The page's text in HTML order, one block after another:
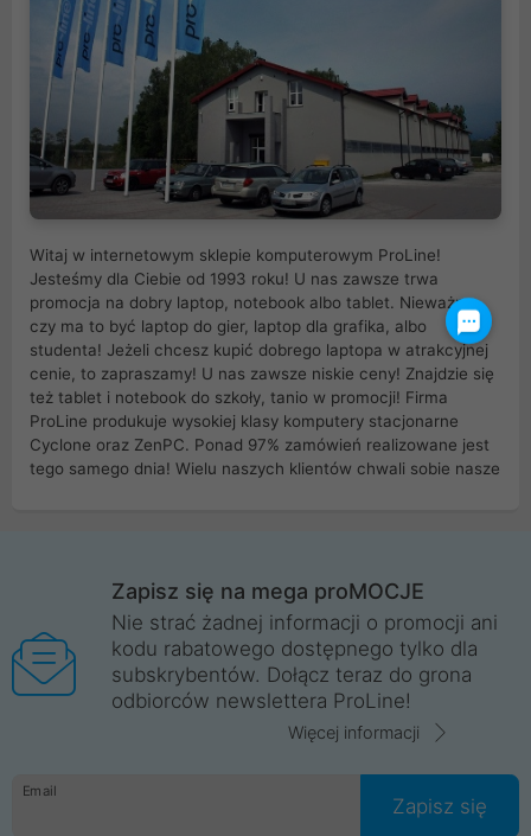
Witaj w internetowym sklepie komputerowym ProLine!
Jesteśmy dla Ciebie od 1993 roku! U nas zawsze trwa
promocja na dobry laptop, notebook albo tablet. Nieważne
czy ma to być laptop do gier, laptop dla grafika, albo
studenta! Jeżeli chcesz kupić dobrego laptopa w atrakcyjnej
cenie, to zapraszamy! U nas zawsze niskie ceny! Znajdzie się
też tablet i notebook do szkoły, tanio w promocji! Firma
ProLine produkuje wysokiej klasy komputery stacjonarne
Cyclone oraz ZenPC. Ponad 97% zamówień realizowane jest
tego samego dnia! Wielu naszych klientów chwali sobie nasze
Wrocław, Poznań, Legnica, Katowice, Gliwice, Kalisz, Bytom,
Trzebnica, Opole. Szybka i profesjonalna obsługa!
ProLine to polska firma ze 100% polskim kapitałem. Działamy
legalnie i płacimy podatki w naszym kraju! Posiadamy siedzibę
główną w Mirkowie oraz salony na terenie kraju. Cała
komunikacja ze sklepem komputerowym ProLine jest
danych osobowych. Dlatego zakup notebooka albo laptopa w
ProLine to czysta przyjemność i pełne bezpieczeństwo.
Zaopatrzysz się u nas w akcesoria i części komputerowe
Zapisz się na mega proMOCJE
Nie strać żadnej informacji o promocji ani
kodu rabatowego dostępnego tylko dla
subskrybentów. Dołącz teraz do grona
odbiorców newslettera ProLine!
Więcej informacji
Email
Zapisz się